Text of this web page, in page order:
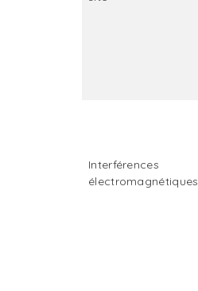
Interférences
électromagnétiques